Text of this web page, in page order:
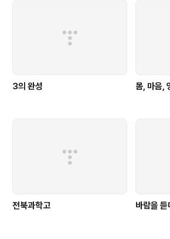
3의 완성 몸, 마음,
전북과학고 바람을 듣